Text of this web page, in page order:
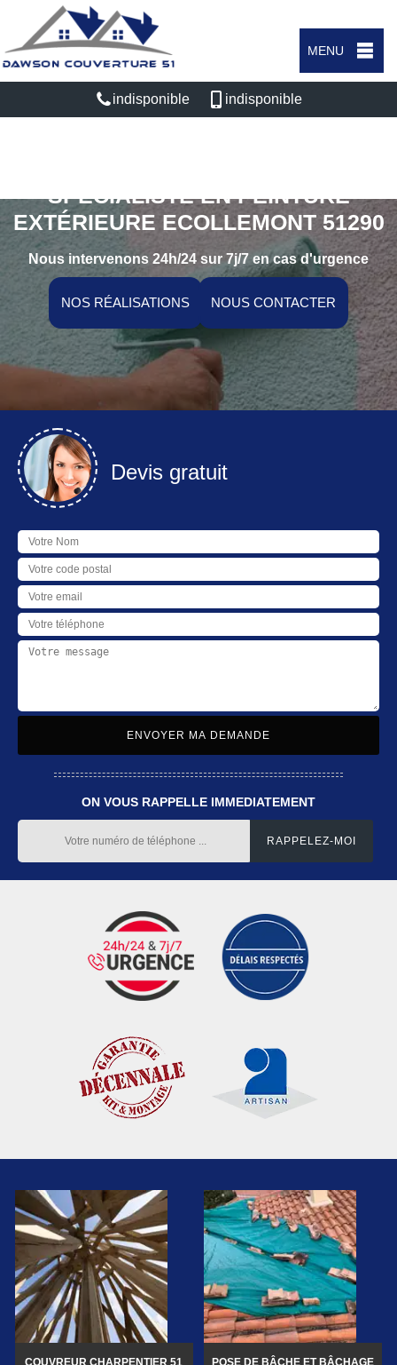
MENU
indisponible indisponible
SPÉCIALISTE EN PEINTURE
EXTÉRIEURE ECOLLEMONT 51290
Nous intervenons 24h/24 sur 7j/7 en cas d'urgence
NOS RÉALISATIONS NOUS CONTACTER
Devis gratuit
ON VOUS RAPPELLE IMMEDIATEMENT
COUVREUR CHARPENTIER 51
POSE DE BÂCHE ET BÂCHAGE